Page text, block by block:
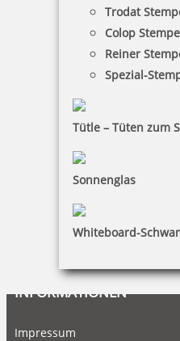
Trodat
Colop
Reiner
Spezial-
Tütle – Tüten zum
Sonnenglas
Whiteboard-
HINWEISE
Versandinformationen
Bestellhinweise
INFORMATIONEN
Impressum